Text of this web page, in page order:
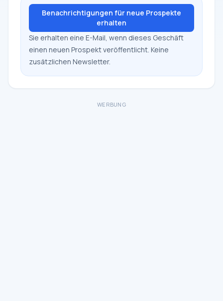
Benachrichtigungen für neue Prospekte
erhalten
Sie erhalten eine E-Mail, wenn dieses Geschäft
einen neuen Prospekt veröffentlicht. Keine
zusätzlichen Newsletter.
WERBUNG